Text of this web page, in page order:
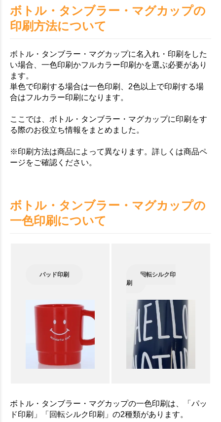
ボトル・タンブラー・マグカップの
印刷方法について
ボトル・タンブラー・マグカップに名入れ・印刷をした
い場合、一色印刷かフルカラー印刷かを選ぶ必要があり
ます。
単色で印刷する場合は一色印刷、2色以上で印刷する場
合はフルカラー印刷になります。
ここでは、ボトル・タンブラー・マグカップに印刷をす
る際のお役立ち情報をまとめました。
※印刷方法は商品によって異なります。詳しくは商品ペ
ージをご確認ください。
ボトル・タンブラー・マグカップの
一色印刷について
パッド印刷
回転シルク印
刷
ボトル・タンブラー・マグカップの一色印刷は、「パッ
ド印刷」「回転シルク印刷」の2種類があります。